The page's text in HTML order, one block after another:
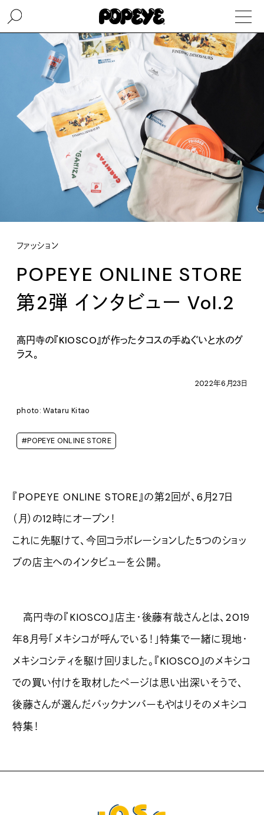
ファッション
POPEYE ONLINE STORE
第2弾 インタビュー Vol.2
高円寺の『KIOSCO』が作ったタコスの手ぬぐいと水のグ
ラス。
2022年6月23日
photo: Wataru Kitao
#POPEYE ONLINE STORE
『POPEYE ONLINE STORE』の第2回が、6月27日
（月）の12時にオープン！
これに先駆けて、今回コラボレーションした5つのショッ
プの店主へのインタビューを公開。
高円寺の『KIOSCO』店主・後藤有哉さんとは、2019
年8月号「メキシコが呼んでいる！」特集で一緒に現地・
メキシコシティを駆け回りました。『KIOSCO』のメキシコ
での買い付けを取材したページは思い出深いそうで、
後藤さんが選んだバックナンバーもやはりそのメキシコ
特集！